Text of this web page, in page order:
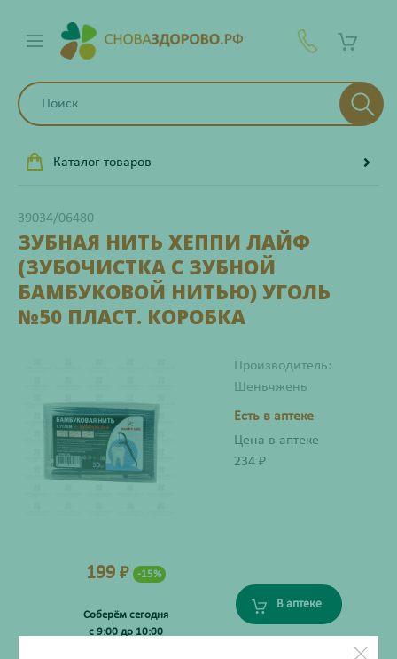
Каталог товаров
39034/06480
ЗУБНАЯ НИТЬ ХЕППИ ЛАЙФ
(ЗУБОЧИСТКА С ЗУБНОЙ
БАМБУКОВОЙ НИТЬЮ) УГОЛЬ
№50 ПЛАСТ. КОРОБКА
Производитель:
Шеньчжень
Есть в аптеке
Цена в аптеке
234 ₽
199 ₽ -15%
Соберём сегодня
с 9:00 до 10:00
В аптеке